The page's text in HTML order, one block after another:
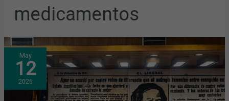
medicamentos
May
12
2026
FARMACÉUTICOS
Y
MÉDICOS
DE
BARCELONA
PROPONEN
AL
SENADO